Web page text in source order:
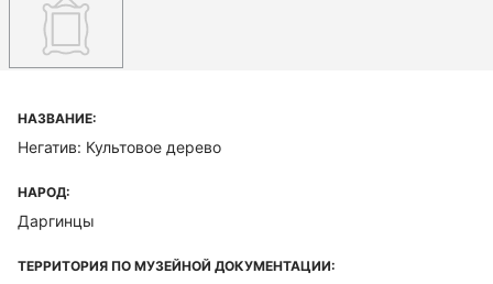
НАЗВАНИЕ:
Негатив: Культовое дерево
НАРОД:
Даргинцы
ТЕРРИТОРИЯ ПО МУЗЕЙНОЙ ДОКУМЕНТАЦИИ: